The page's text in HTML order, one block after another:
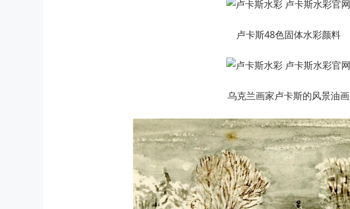
卢卡斯48色固体水彩颜料
乌克兰画家卢卡斯的风景油画